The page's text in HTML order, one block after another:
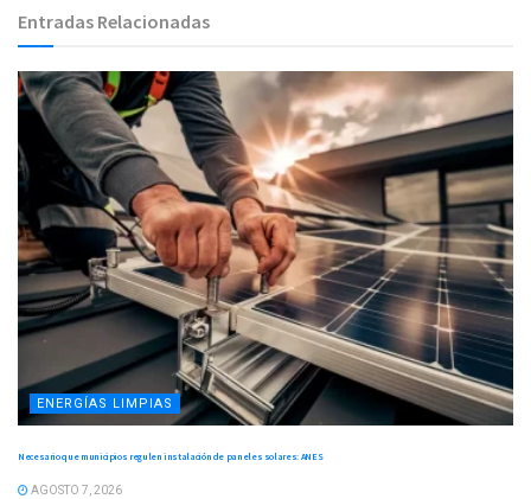
Entradas Relacionadas
ENERGÍAS LIMPIAS
Necesario que municipios regulen instalación de paneles solares: ANES
AGOSTO 7, 2026